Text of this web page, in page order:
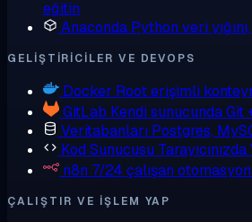
eğitin
Anaconda Python veri
GELIŞTIRICILER VE DEVOPS
Docker Root erişimli
GitLab Kendi sunucunda Git
Veritabanları Postgres,
Kod Sunucusu
n8n 7/24 çalışan
ÇALIŞTIR VE IŞLEM YAP